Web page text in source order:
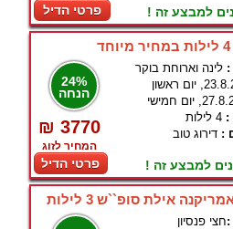
פרטי הדיל למבצע זה !
24%
הנחה
₪ 3770
המחיר לזוג
פרטי הדיל
: לינה וארוחת בוקר
: 4 לילות
: דירוג טוב
למבצע זה !
אילת סופ``ש 3 לילות
:חצי פנסיון